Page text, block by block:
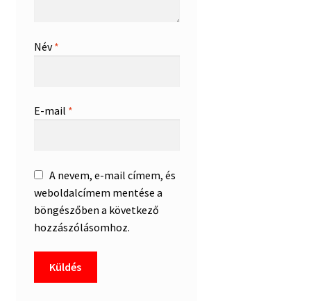
Név*
E-mail *
A nevem, e-mail címem, és
weboldalcímem mentése a
böngészőben a következő
hozzászólásomhoz.